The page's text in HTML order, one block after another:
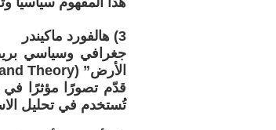
3) هالفورد ماكيندر
جغرافي وسياسي
الأرض” (Heartland Theory) التي تربط القوة العالمية بالسيطرة على أوراسيا.
قدّم تصورًا مؤثرًا في
تُستخدم في تحليل